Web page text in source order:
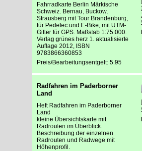
Fahrradkarte Berlin Märkische
Schweiz. Bernau, Buckow,
Strausberg mit Tour Brandenburg,
für Pedelec und E-Bike, mit UTM-
Gitter für GPS. Maßstab 1:75.000.
Verlag grünes herz 1. aktualisierte
Auflage 2012, ISBN
9783866360853
Preis/Bearbeitungsentgelt: 5.95
Radfahren im Paderborner
Land
Heft Radfahren im Paderborner
Land
kleine Übersichtskarte mit
Radrouten im Überblick.
Beschreibung der einzelnen
Radrouten und Radwege mit
Höhenprofil.